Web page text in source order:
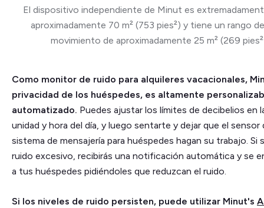
El dispositivo independiente de Minut es
aproximadamente 70 m² (753 pies²) y tiene un rango
movimiento de aproximadamente 25 m² (269
Como monitor de ruido para alquileres vacacionales,
privacidad de los huéspedes, es altamente
automatizado. Puedes ajustar los límites de decibelios en
unidad y hora del día, y luego sentarte y dejar que el sensor
sistema de mensajería para huéspedes hagan su trabajo. Si
ruido excesivo, recibirás una notificación automática y se
a tus huéspedes pidiéndoles que reduzcan el ruido.
Si los niveles de ruido persisten, puede utilizar Minut's